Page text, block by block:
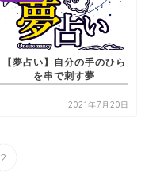
【夢占い】自分の手のひら
を串で刺す夢
2021年7月20日
2